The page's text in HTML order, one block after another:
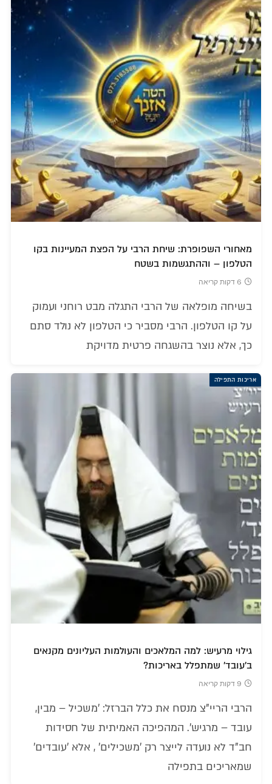
מאחורי השפופרת: שיחת הרבי על הפצת המעיינות בקו
הטלפון – וההתגשמות בשטח
6 דקות קריאה
בשיחה מופלאה של הרבי התגלה מבט רוחני ועמוק
על קו הטלפון. הרבי מסביר כי הטלפון לא נולד סתם
כך, אלא נוצר בהשגחה פרטית מדויקת
אריכות התפילה
גילוי מרעיש: למה המלאכים והעולמות העליונים מקנאים
ב'עובד' שמתפלל באריכות?
9 דקות קריאה
הרבי הריי"צ מנסח את כלל הברזל: 'משכיל – מבין,
עובד – מרגיש'. המהפיכה האמיתית של חסידות
חב"ד לא נועדה לייצר רק 'משכילים' , אלא 'עובדים'
שמאריכים בתפילה